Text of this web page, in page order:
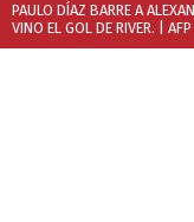
PAULO DÍAZ BARRE A
VINO EL GOL DE RIVER. | AFP